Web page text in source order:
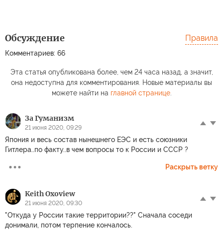
Обсуждение
Комментариев: 66
Правила
Эта статья опубликована более, чем 24 часа назад, а значит,
она недоступна для комментирования. Новые материалы вы
можете найти на главной странице.
За Гуманизм
21 июня 2020, 09:29
Япония и весь состав нынешнего ЕЭС и есть союзники
Гитлера..по факту..в чем вопросы то к России и СССР ?
Раскрыть ветку
Keith Oxoview
21 июня 2020, 09:30
"Откуда у России такие территории??" Сначала соседи
донимали, потом терпение кончалось.